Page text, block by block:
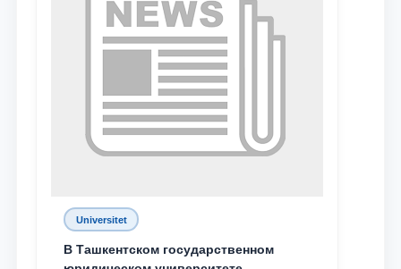
Ваше имя и фамилия
Ваш номер телефона
Universitet
В Ташкентском государственном